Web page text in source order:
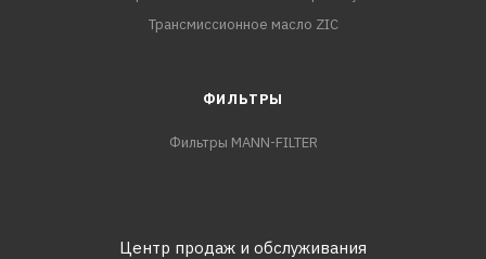
Трансмиссионное масло ZIC
ФИЛЬТРЫ
Фильтры MANN-FILTER
Центр продаж и обслуживания